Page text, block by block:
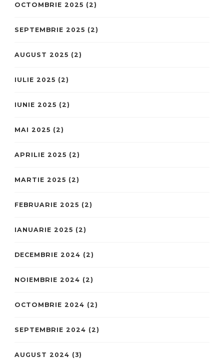
OCTOMBRIE 2025 (2)
SEPTEMBRIE 2025 (2)
AUGUST 2025 (2)
IULIE 2025 (2)
IUNIE 2025 (2)
MAI 2025 (2)
APRILIE 2025 (2)
MARTIE 2025 (2)
FEBRUARIE 2025 (2)
IANUARIE 2025 (2)
DECEMBRIE 2024 (2)
NOIEMBRIE 2024 (2)
OCTOMBRIE 2024 (2)
SEPTEMBRIE 2024 (2)
AUGUST 2024 (3)